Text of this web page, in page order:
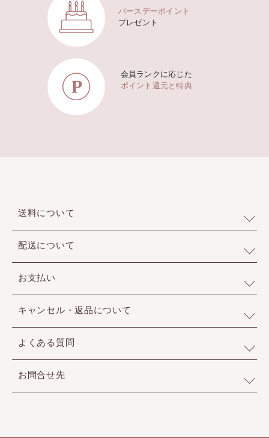
バースデーポイント
プレゼント
会員ランクに応じた
ポイント還元と特典
送料について
配送について
お支払い
キャンセル・返品について
よくある質問
お問合せ先